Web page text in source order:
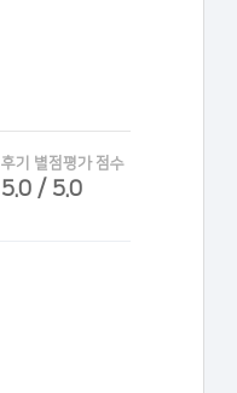
후기 별점평가 점수
5.0 / 5.0